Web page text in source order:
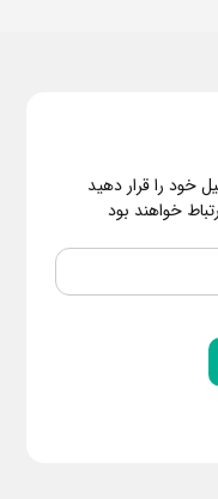
خود را قرار دهید
خواهند بود